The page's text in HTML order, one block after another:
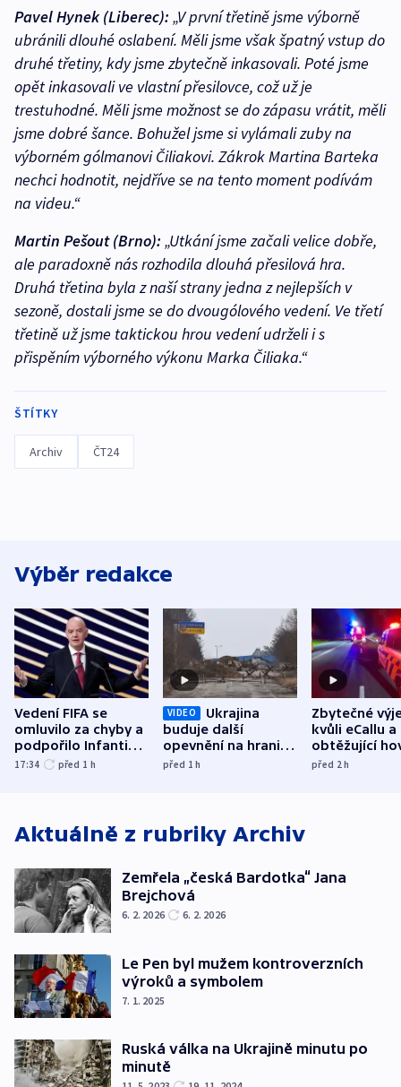
Pavel Hynek (Liberec): „V první třetině jsme výborně
ubránili dlouhé oslabení. Měli jsme však špatný vstup do
druhé třetiny, kdy jsme zbytečně inkasovali. Poté jsme
opět inkasovali ve vlastní přesilovce, což už je
trestuhodné. Měli jsme možnost se do zápasu vrátit, měli
jsme dobré šance. Bohužel jsme si vylámali zuby na
výborném gólmanovi Čiliakovi. Zákrok Martina Barteka
nechci hodnotit, nejdříve se na tento moment podívám
na videu.“
Martin Pešout (Brno): „Utkání jsme začali velice dobře,
ale paradoxně nás rozhodila dlouhá přesilová hra.
Druhá třetina byla z naší strany jedna z nejlepších v
sezoně, dostali jsme se do dvougólového vedení. Ve třetí
třetině už jsme taktickou hrou vedení udrželi i s
přispěním výborného výkonu Marka Čiliaka.“
ŠTÍTKY
Archiv ČT24
Výběr redakce
Vedení FIFA se
omluvilo za chyby a
podpořilo Infantina.
UEFA trvá na
17:34 před 1 h
VIDEO
Ukrajina
buduje další
opevnění na hranici
s Běloruskem
před 1h
Zbytečné
kvůli eCallu a
obtěžující
zdržují
před 2h
Aktuálně z rubriky Archiv
Zemřela „česká Bardotka“ Jana
Brejchová
6. 2. 2026 6. 2. 2026
Le Pen byl mužem kontroverzních
výroků a symbolem
7. 1. 2025
Ruská válka na Ukrajině minutu po
minutě